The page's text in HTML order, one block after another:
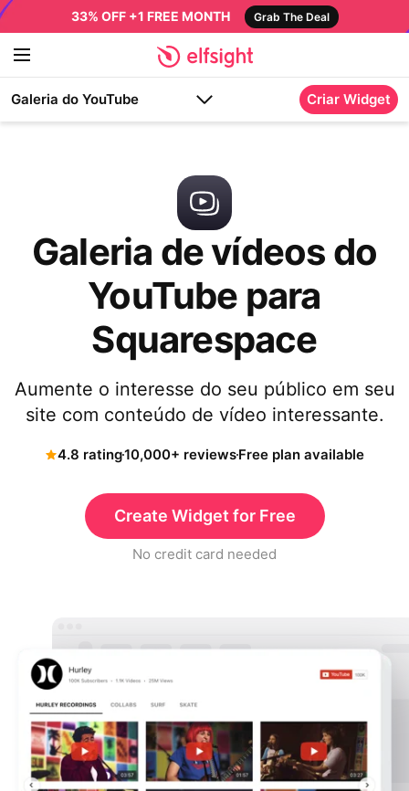
33% OFF +1 FREE MONTH Grab The Deal
Galeria do YouTube Criar Widget
Galeria de vídeos do
YouTube para
Squarespace
Aumente o interesse do seu público em seu
site com conteúdo de vídeo interessante.
4.8 rating10,000+ reviewsFree plan available
Create Widget for Free
No credit card needed